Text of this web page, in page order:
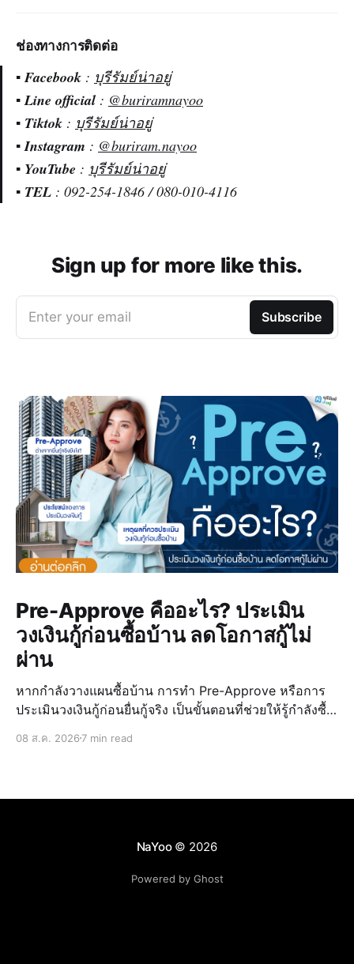
ช่องทางการติดต่อ
▪️ Facebook : บุรีรัมย์น่าอยู่
▪️ Line official : @buriramnayoo
▪️ Tiktok : บุรีรัมย์น่าอยู่
▪️Instagram : @buriram.nayoo
▪️ YouTube : บุรีรัมย์น่าอยู่
▪️ TEL : 092-254-1846 / 080-010-4116
Sign up for more like this.
Enter your email Subscribe
Pre-Approve คืออะไร? ประเมิน
วงเงินกู้ก่อนซื้อบ้าน ลดโอกาสกู้ไม่
ผ่าน
หากกำลังวางแผนซื้อบ้าน การทำ Pre-Approve หรือการ
ประเมินวงเงินกู้ก่อนยื่นกู้จริง เป็นขั้นตอนที่ช่วยให้รู้กำลังซื้อ
ในการกู้ไม่ผ่านเมื่อเจอบ้านที่ถูกใจ การรู้วงเงินล่วงหน้ายัง
08 ส.ค. 2026 7 min read
NaYoo© 2026
Powered by Ghost